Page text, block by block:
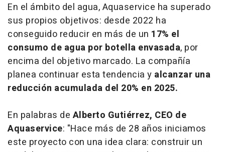
En el ámbito del agua, Aquaservice ha superado
sus propios objetivos: desde 2022 ha
conseguido reducir en más de un 17% el
consumo de agua por botella envasada, por
encima del objetivo marcado. La compañía
planea continuar esta tendencia y alcanzar una
reducción acumulada del 20% en 2025.
En palabras de Alberto Gutiérrez, CEO de
Aquaservice: "Hace más de 28 años iniciamos
este proyecto con una idea clara: construir un